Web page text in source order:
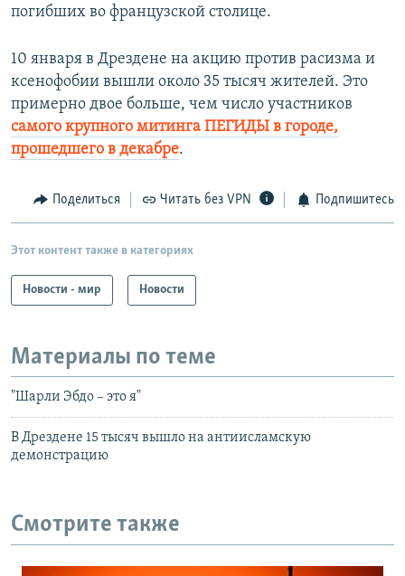
погибших во французской столице.
10 января в Дрездене на акцию против расизма и
ксенофобии вышли около 35 тысяч жителей. Это
примерно двое больше, чем число участников
самого крупного митинга ПЕГИДЫ в городе,
прошедшего в декабре.
Поделиться Читать без VPN Подпишитесь
Этот контент также в категориях
Новости - мир Новости
Материалы по теме
"Шарли Эбдо – это я"
В Дрездене 15 тысяч вышло на антиисламскую
демонстрацию
Смотрите также